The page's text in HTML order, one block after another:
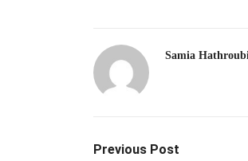
Samia Hathroubi
Previous Post